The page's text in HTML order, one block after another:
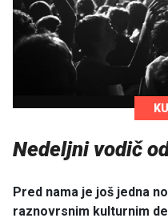
Nedeljni vodič
Pred nama je još jedna
raznovrsnim kulturnim